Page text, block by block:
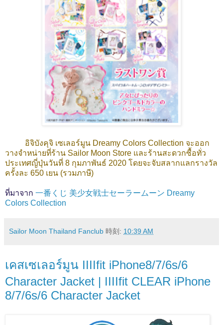
อิจิบังคุจิ เซเลอร์มูน Dreamy Colors Collection จะออก
วางจำหน่ายที่ร้าน Sailor Moon Store และร้านสะดวกซื้อทั่ว
ประเทศญี่ปุ่นวันที่ 8 กุมภาพันธ์ 2020 โดยจะจับสลากแลกรางวัล
ครั้งละ 650 เยน (รวมภาษี)
ที่มาจาก 一番くじ 美少女戦士セーラームーン Dreamy
Colors Collection
Sailor Moon Thailand Fanclub 時刻: 10:39 AM
เคสเซเลอร์มูน IIIIfit iPhone8/7/6s/6
Character Jacket | IIIIfit CLEAR iPhone
8/7/6s/6 Character Jacket